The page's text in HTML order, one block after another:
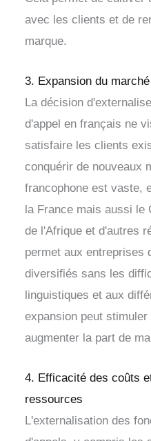
avec les clients et de
marque.
3. Expansion du
La décision
d'appel en français ne
satisfaire les clients
conquérir de nouveaux
francophone est vaste,
la France mais aussi le
de l'Afrique et d'autres
permet aux entreprises
diversifiés sans les
linguistiques et aux
expansion peut
augmenter la part de
4. Efficacité des coûts
ressources
L'externalisation des